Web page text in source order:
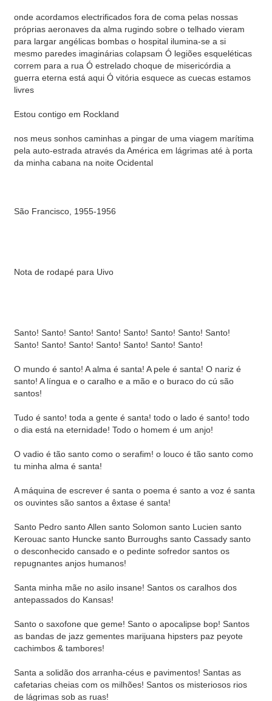
onde acordamos electrificados fora de coma pelas nossas
próprias aeronaves da alma rugindo sobre o telhado vieram
para largar angélicas bombas o hospital ilumina-se a si
mesmo paredes imaginárias colapsam Ó legiões esqueléticas
correm para a rua Ó estrelado choque de misericórdia a
guerra eterna está aqui Ó vitória esquece as cuecas estamos
livres
Estou contigo em Rockland
nos meus sonhos caminhas a pingar de uma viagem marítima
pela auto-estrada através da América em lágrimas até à porta
da minha cabana na noite Ocidental
São Francisco, 1955-1956
Nota de rodapé para Uivo
Santo! Santo! Santo! Santo! Santo! Santo! Santo! Santo!
Santo! Santo! Santo! Santo! Santo! Santo! Santo!
O mundo é santo! A alma é santa! A pele é santa! O nariz é
santo! A língua e o caralho e a mão e o buraco do cú são
santos!
Tudo é santo! toda a gente é santa! todo o lado é santo! todo
o dia está na eternidade! Todo o homem é um anjo!
O vadio é tão santo como o serafim! o louco é tão santo como
tu minha alma é santa!
A máquina de escrever é santa o poema é santo a voz é santa
os ouvintes são santos a êxtase é santa!
Santo Pedro santo Allen santo Solomon santo Lucien santo
Kerouac santo Huncke santo Burroughs santo Cassady santo
o desconhecido cansado e o pedinte sofredor santos os
repugnantes anjos humanos!
Santa minha mãe no asilo insane! Santos os caralhos dos
antepassados do Kansas!
Santo o saxofone que geme! Santo o apocalipse bop! Santos
as bandas de jazz gementes marijuana hipsters paz peyote
cachimbos & tambores!
Santa a solidão dos arranha-céus e pavimentos! Santas as
cafetarias cheias com os milhões! Santos os misteriosos rios
de lágrimas sob as ruas!